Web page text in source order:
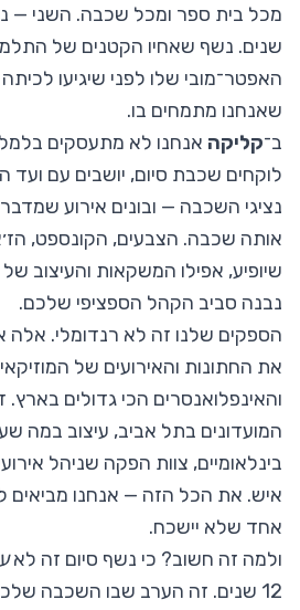
מכל בית ספר ומכל שכבה. השני —
שנים. נשף שאחיו הקטנים של
האפטר־מובי שלו לפני שיגיעו
שאנחנו מתמחים בו.
ב־קליקה אנחנו לא מתעסקים
לוקחים שכבת סיום, יושבים עם ועד
נציגי השכבה — ובונים אירוע
אותה שכבה. הצבעים, הקונספט,
שיופיע, אפילו המשקאות והעיצוב
נבנה סביב הקהל הספציפי שלכם.
הספקים שלנו זה לא רנדומלי. אלה
את החתונות והאירועים של
והאינפלואנסרים הכי גדולים בארץ.
המועדונים בתל אביב, עיצוב במה
בינלאומיים, צוות הפקה שניהל
איש. את הכל הזה — אנחנו מביאים
אחד שלא יישכח.
ולמה זה חשוב? כי נשף סיום זה לא
12 שנים. זה הערב שבו השכבה